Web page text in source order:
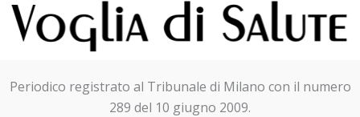
Periodico registrato al Tribunale di Milano con il numero
289 del 10 giugno 2009.